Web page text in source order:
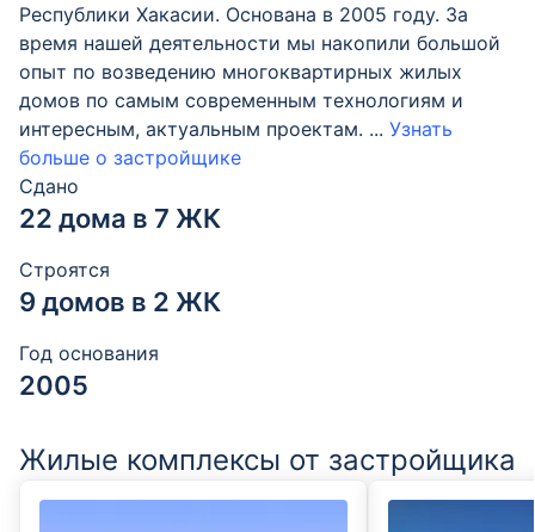
Республики Хакасии. Основана в 2005 году. За
время нашей деятельности мы накопили большой
опыт по возведению многоквартирных жилых
домов по самым современным технологиям и
интересным, актуальным проектам. ... Узнать
больше о застройщике
Сдано
22 дома в 7 ЖК
Строятся
9 домов в 2 ЖК
Год основания
2005
Жилые комплексы от застройщика